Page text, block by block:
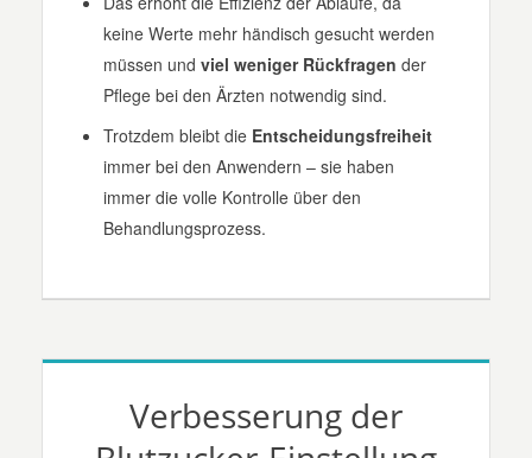
keine Werte mehr händisch gesucht werden
müssen undviel weniger Rückfragen der
Pflege bei den Ärzten notwendig sind.
Trotzdem bleibt die Entscheidungsfreiheit
immer bei den Anwendern – sie haben
immer die volle Kontrolle über den
Behandlungsprozess.
Verbesserung der